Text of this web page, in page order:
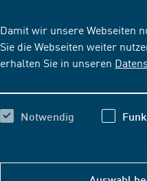
Damit wir unsere Webseiten
Sie die Webseiten weiter
erhalten Sie in unseren
Notwendig